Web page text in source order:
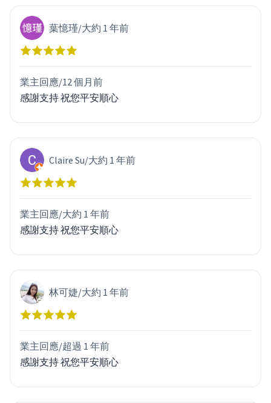
葉憶瑾/大約 1 年前
業主回應/12 個月前
感謝支持 祝您平安順心
Claire Su/大約 1 年前
業主回應/大約 1 年前
感謝支持 祝您平安順心
林可婕/大約 1 年前
業主回應/超過 1 年前
感謝支持 祝您平安順心